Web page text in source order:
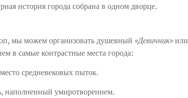
история города собрана в одном дворце.
мы можем организовать душевный «Девичник»или
в самые контрастные места города:
средневековых пыток.
наполненный умиротворением.